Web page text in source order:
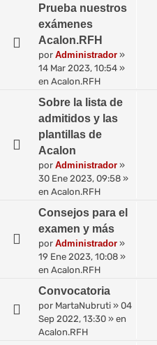
Prueba nuestros
exámenes
Acalon.RFH
por Administrador »
14 Mar 2023, 10:54 »
en Acalon.RFH
Sobre la lista de
admitidos y las
plantillas de
Acalon
por Administrador »
30 Ene 2023, 09:58 »
en Acalon.RFH
Consejos para el
examen y más
por Administrador »
19 Ene 2023, 10:08 »
en Acalon.RFH
Convocatoria
por MartaNubruti » 04
Sep 2022, 13:30 » en
Acalon.RFH